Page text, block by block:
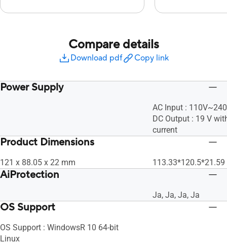
Compare details
Download pdf Copy link
Power Supply
AC Input :
DC Output : 19 V
current
Product Dimensions
121 x 88.05 x 22 mm
AiProtection
Ja, Ja, Ja, Ja
OS Support
OS Support : WindowsR 10 64-bit
Linux